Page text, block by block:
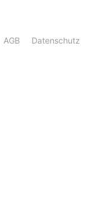
AGB
Datenschutz